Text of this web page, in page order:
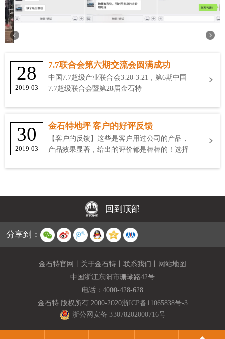
28
2019-03
7.7联合会第六期交流会圆满成功
中国7.7超级产业联合会3.20-3.21，第6期中国
7.7超级联合会暨第28届金石特
30
2019-03
金石特地坪 客户的好评反馈
【客户的反馈】这些是客户用过公司的产品，
产品效果显著，给出的评价都是棒棒的！选择
回到顶部
分享到：
金石特官网 关于金石特 联系我们
网站地图
中国浙江东阳市珊瑚路42号
电话： 4000-428-628
金石特 版权所有 2000-2020浙ICP备11065838号-3
浙公网安备 33078202000716号